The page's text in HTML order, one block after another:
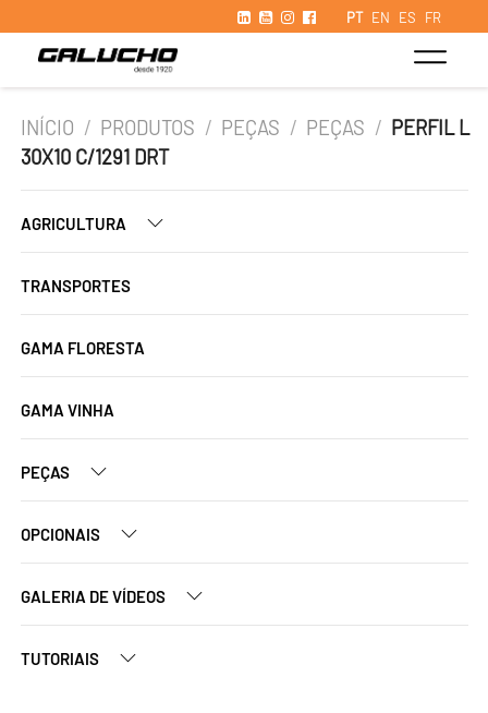
PT EN ES FR
INÍCIO / PRODUTOS / PEÇAS / PEÇAS / PERFIL L
30X10 C/1291 DRT
AGRICULTURA
TRANSPORTES
GAMA FLORESTA
GAMA VINHA
PEÇAS
OPCIONAIS
GALERIA DE VÍDEOS
TUTORIAIS